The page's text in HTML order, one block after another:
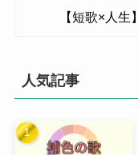
【短歌×人
人気記事